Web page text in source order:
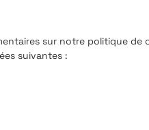
sur notre politique
suivantes :